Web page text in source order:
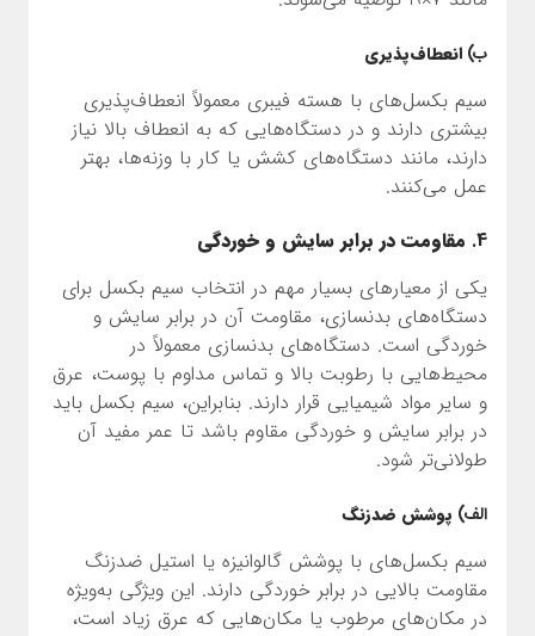
ب) انعطاف‌پذیری
سیم بکسل‌های با هسته فیبری معمولاً انعطاف‌پذیری
بیشتری دارند و در دستگاه‌هایی که به انعطاف بالا نیاز
دارند، مانند دستگاه‌های کشش یا کار با وزنه‌ها، بهتر
عمل می‌کنند.
4. مقاومت در برابر سایش و خوردگی
یکی از معیارهای بسیار مهم در انتخاب سیم بکسل برای
دستگاه‌های بدنسازی، مقاومت آن در برابر سایش و
خوردگی است. دستگاه‌های بدنسازی معمولاً در
محیط‌هایی با رطوبت بالا و تماس مداوم با پوست، عرق
و سایر مواد شیمیایی قرار دارند. بنابراین، سیم بکسل باید
در برابر سایش و خوردگی مقاوم باشد تا عمر مفید آن
طولانی‌تر شود.
الف) پوشش ضدزنگ
سیم بکسل‌های با پوشش گالوانیزه یا استیل ضدزنگ
مقاومت بالایی در برابر خوردگی دارند. این ویژگی به‌ویژه
در مکان‌های مرطوب یا مکان‌هایی که عرق زیاد است،